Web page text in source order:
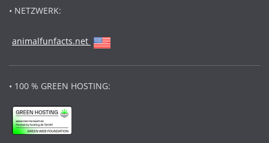
• NETZWERK:
animalfunfacts.net
• 100 % GREEN HOSTING: